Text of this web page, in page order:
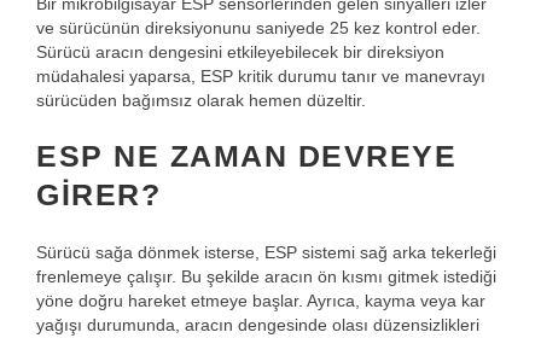
ve sürücünün direksiyonunu saniyede 25 kez kontrol eder.
Sürücü aracın dengesini etkileyebilecek bir direksiyon
müdahalesi yaparsa, ESP kritik durumu tanır ve manevrayı
sürücüden bağımsız olarak hemen düzeltir.
ESP NE ZAMAN DEVREYE
GIRER?
Sürücü sağa dönmek isterse, ESP sistemi sağ arka tekerleği
frenlemeye çalışır. Bu şekilde aracın ön kısmı gitmek istediği
yöne doğru hareket etmeye başlar. Ayrıca, kayma veya kar
yağışı durumunda, aracın dengesinde olası düzensizlikleri